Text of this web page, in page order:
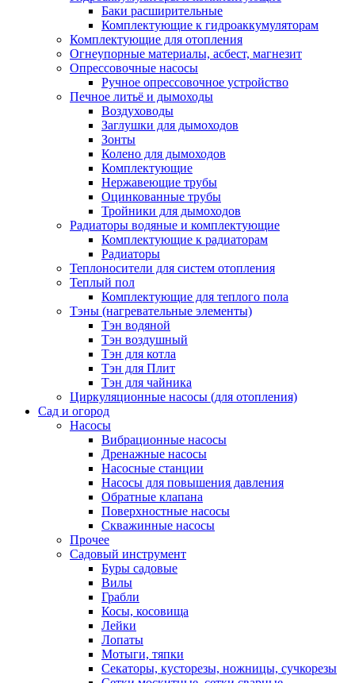
Баки расширительные
Комплектующие к гидроаккумуляторам
Комплектующие для отопления
Огнеупорные материалы, асбест, магнезит
Опрессовочные насосы
Ручное опрессовочное устройство
Печное литьё и дымоходы
Воздуховоды
Заглушки для дымоходов
Зонты
Колено для дымоходов
Комплектующие
Нержавеющие трубы
Оцинкованные трубы
Тройники для дымоходов
Радиаторы водяные и комплектующие
Комплектующие к радиаторам
Радиаторы
Теплоносители для систем отопления
Теплый пол
Комплектующие для теплого пола
Тэны (нагревательные элементы)
Тэн водяной
Тэн воздушный
Тэн для котла
Тэн для Плит
Тэн для чайника
Циркуляционные насосы (для отопления)
Сад и огород
Насосы
Вибрационные насосы
Дренажные насосы
Насосные станции
Насосы для повышения давления
Обратные клапана
Поверхностные насосы
Скважинные насосы
Прочее
Садовый инструмент
Буры садовые
Вилы
Грабли
Косы, косовища
Лейки
Лопаты
Мотыги, тяпки
Секаторы, кусторезы, ножницы, сучкорезы